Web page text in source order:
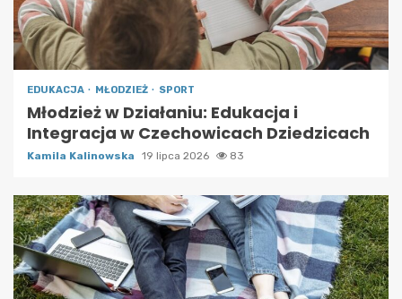
EDUKACJA MŁODZIEŻ SPORT
Młodzież w Działaniu: Edukacja i
Integracja w Czechowicach Dziedzicach
Kamila Kalinowska 19 lipca 2026 83